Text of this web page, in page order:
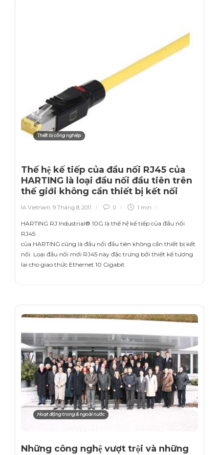
Thiết bị công nghiệp
Thế hệ kế tiếp của đầu nối RJ45 của
HARTING là loại đầu nối đầu tiên trên
thế giới không cần thiết bị kết nối
IA Vietnam 9 Tháng 8, 2011 0 1 min
HARTING RJ Industrial® 10G là thế hệ kế tiếp của đầu nối
RJ45
của HARTING cũng là đầu nối đầu tiên không cần thiết bị kết
nối. Loại đầu nối mới RJ45 này đặc trưng bởi thiết kế tương
lai cho giao thức Ethernet 10 Gigabit
Hoạt động trong & ngoài nước
Những công nghệ vượt trội và những